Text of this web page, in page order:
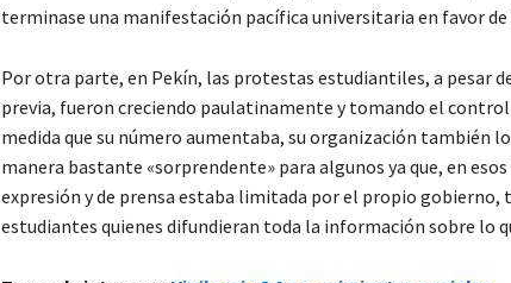
terminase una manifestación pacífica universitaria en favor de
Por otra parte, en Pekín, las protestas estudiantiles, a pesar
previa, fueron creciendo paulatinamente y tomando el control
medida que su número aumentaba, su organización también
manera bastante «sorprendente» para algunos ya que, en
expresión y de prensa estaba limitada por el propio gobierno,
estudiantes quienes difundieran toda la información sobre lo